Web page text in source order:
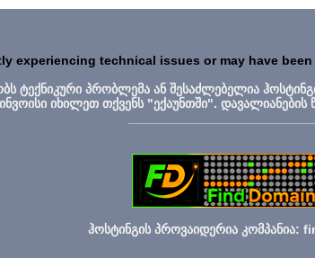
experiencing technical issues or may have
ტექნიკური პრობლემა ან შესაძლებელია
იხილეთ თქვენს "ექაუნთში".
ჰოსტინგის პროვაიდერია კომპანია: